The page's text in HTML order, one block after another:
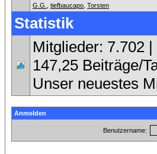
G.G. tiefbaucapo Torsten
Statistik
Mitglieder: 7.702
147,25 Beiträge/
Unser neuestes
Anmelden
Benutzername: